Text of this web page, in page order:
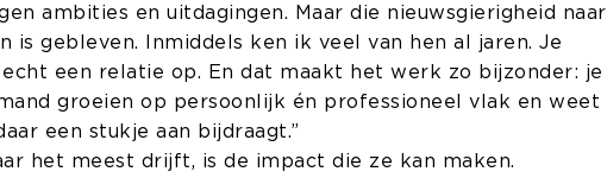
ambities en uitdagingen. Maar die nieuwsgierigheid naar
is gebleven. Inmiddels ken ik veel van hen al jaren. Je
een relatie op. En dat maakt het werk zo bijzonder: je
groeien op persoonlijk én professioneel vlak en weet
een stukje aan bijdraagt.”
het meest drijft, is de impact die ze kan maken.